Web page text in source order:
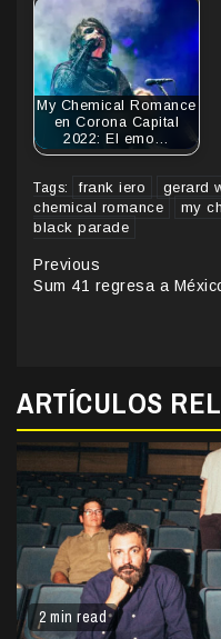
My Chemical Romance
en Corona Capital
2022: El emo…
Tags: frank iero gerard
chemical romance
my
black parade
Continue
Reading
Previous
Sum 41 regresa a
ARTÍCULOS
2 min read